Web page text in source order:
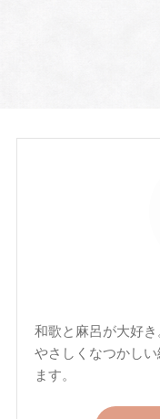
和歌と麻呂が大好き
やさしくなつかし
ます。